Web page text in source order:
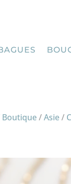
Boutique/Asie/